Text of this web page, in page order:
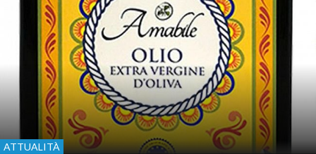
ATTUALITÀ